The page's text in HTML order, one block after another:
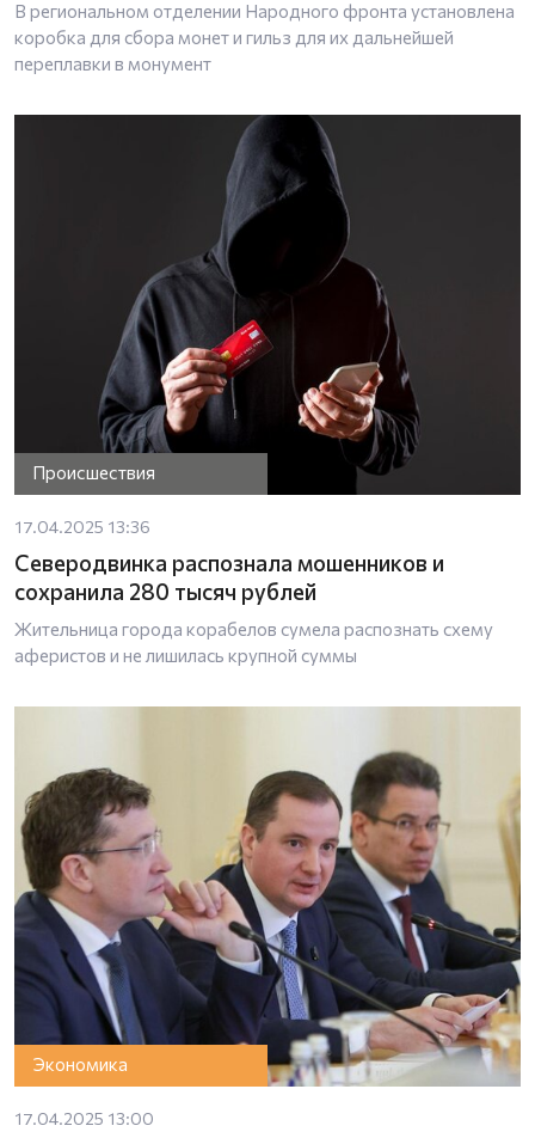
В региональном отделении Народного фронта установлена
коробка для сбора монет и гильз для их дальнейшей
переплавки в монумент
Происшествия
17.04.2025 13:36
Северодвинка распознала мошенников и
сохранила 280 тысяч рублей
Жительница города корабелов сумела распознать схему
аферистов и не лишилась крупной суммы
Экономика
17.04.2025 13:00